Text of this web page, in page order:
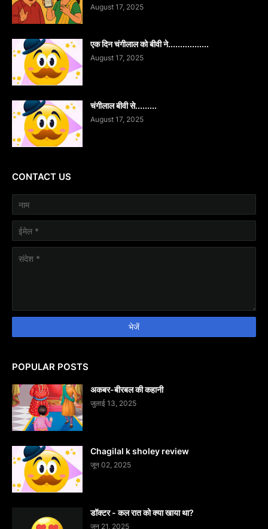
August 17, 2025
एक दिन चंगीलाल को बीवी ने.................
August 17, 2025
चंगीलाल बीवी से.........
August 17, 2025
CONTACT US
POPULAR POSTS
अकबर-बीरबल की कहानी
जुलाई 13, 2025
Chagilal k sholey review
जून 02, 2025
डॉक्टर - कल रात को क्या खाया था?
जून 21, 2025